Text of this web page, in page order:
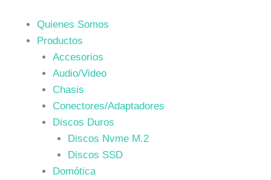
Quienes Somos
Productos
Accesorios
Audio/Video
Chasis
Conectores/Adaptadores
Discos Duros
Discos Nvme M.2
Discos SSD
Domótica